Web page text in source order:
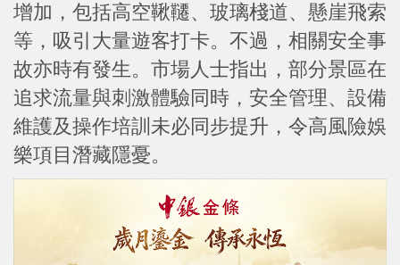
增加，包括高空鞦韆、玻璃棧道、懸崖飛索
等，吸引大量遊客打卡。不過，相關安全事
故亦時有發生。市場人士指出，部分景區在
追求流量與刺激體驗同時，安全管理、設備
維護及操作培訓未必同步提升，令高風險娛
樂項目潛藏隱憂。